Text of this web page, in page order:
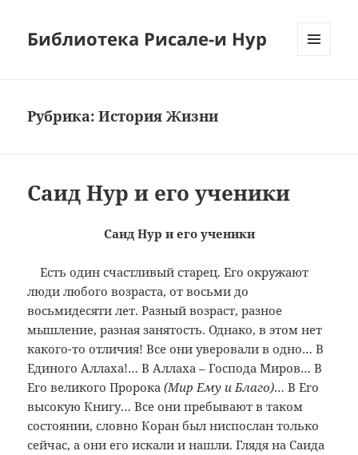
Библиотека Рисале-и Нур
Рубрика:История Жизни
Саид Нур и его ученики
Саид Нур и его ученики
Есть один счастливый старец. Его окружают
люди любого возраста, от восьми до
восьмидесяти лет. Разный возраст, разное
мышление, разная занятость. Однако, в этом нет
какого-то отличия! Все они уверовали в одно… В
Единого Аллаха!… В Аллаха – Господа Миров… В
Его великого Пророка(Мир Ему и Благо)… В Его
высокую Книгу… Все они пребывают в таком
состоянии, словно Коран был ниспослан только
сейчас, а они его искали и нашли. Глядя на Саида